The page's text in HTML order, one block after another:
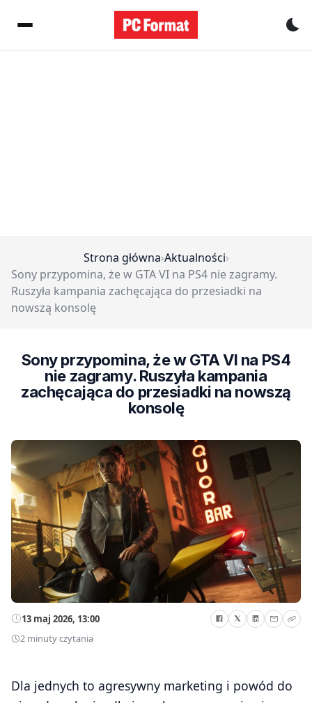
Strona główna›Aktualności›
Sony przypomina, że w GTA VI na PS4 nie zagramy.
Ruszyła kampania zachęcająca do przesiadki na
nowszą konsolę
Sony przypomina, że w GTA VI na PS4
nie zagramy. Ruszyła kampania
zachęcająca do przesiadki na nowszą
konsolę
13 maj 2026, 13:00
2 minuty czytania
Dla jednych to agresywny marketing i powód do